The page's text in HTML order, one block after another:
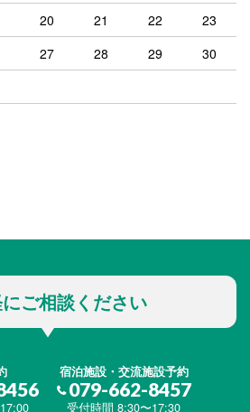
20 21 22
23
27 28 29
30
ご相談ください
宿泊施設・交流施設予約
079-662-8457
受付時間 8:30〜17:30